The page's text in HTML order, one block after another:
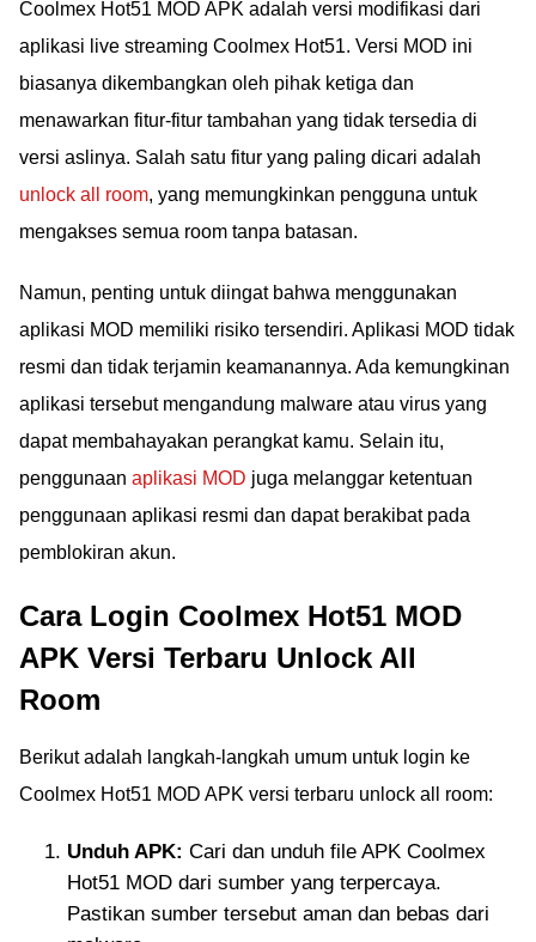
Coolmex Hot51 MOD APK adalah versi modifikasi dari
aplikasi live streaming Coolmex Hot51. Versi MOD ini
biasanya dikembangkan oleh pihak ketiga dan
menawarkan fitur-fitur tambahan yang tidak tersedia di
versi aslinya. Salah satu fitur yang paling dicari adalah
unlock all room, yang memungkinkan pengguna untuk
mengakses semua room tanpa batasan.
Namun, penting untuk diingat bahwa menggunakan
aplikasi MOD memiliki risiko tersendiri. Aplikasi MOD tidak
resmi dan tidak terjamin keamanannya. Ada kemungkinan
aplikasi tersebut mengandung malware atau virus yang
dapat membahayakan perangkat kamu. Selain itu,
penggunaan aplikasi MOD juga melanggar ketentuan
penggunaan aplikasi resmi dan dapat berakibat pada
pemblokiran akun.
Cara Login Coolmex Hot51 MOD
APK Versi Terbaru Unlock All
Room
Berikut adalah langkah-langkah umum untuk login ke
Coolmex Hot51 MOD APK versi terbaru unlock all room:
Unduh APK: Cari dan unduh file APK Coolmex
Hot51 MOD dari sumber yang terpercaya.
Pastikan sumber tersebut aman dan bebas dari